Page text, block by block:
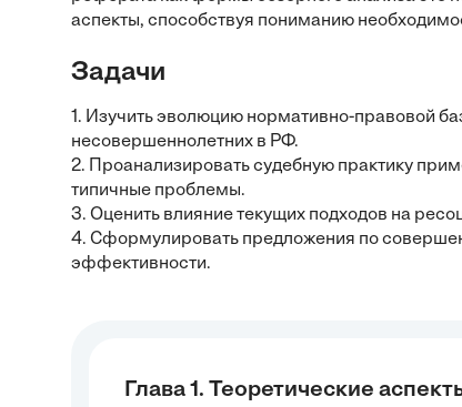
аспекты, способствуя пониманию
Задачи
1. Изучить эволюцию нормативно-правовой
несовершеннолетних в РФ.
2. Проанализировать судебную практику
типичные проблемы.
3. Оценить влияние текущих подходов на
4. Сформулировать предложения по
эффективности.
Глава 1. Теоретические